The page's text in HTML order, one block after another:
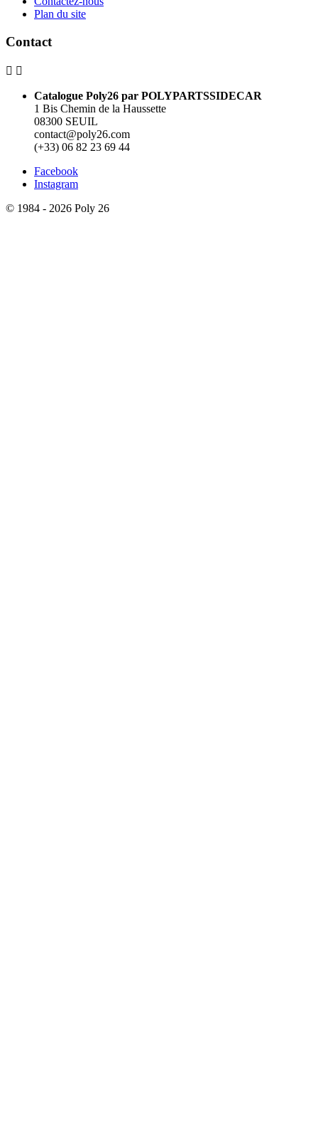
Plan du site
Contact
 
Catalogue Poly26 par POLYPARTSSIDECAR
1 Bis Chemin de la Haussette
08300 SEUIL
contact@poly26.com
(+33) 06 82 23 69 44
Facebook
Instagram
© 1984 - 2026 Poly 26